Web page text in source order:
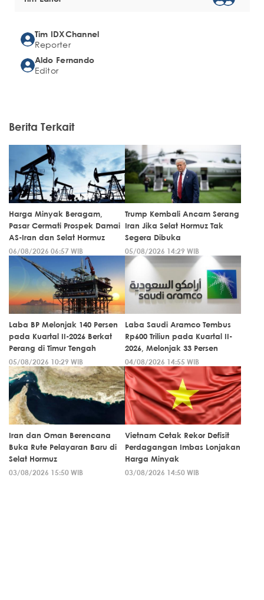
Tim IDXChannel
Reporter
Aldo Fernando
Editor
Berita Terkait
Harga Minyak Beragam,
Pasar Cermati Prospek Damai
AS-Iran dan Selat Hormuz
06/08/2026 06:57 WIB
Trump Kembali Ancam Serang
Iran Jika Selat Hormuz Tak
Segera Dibuka
05/08/2026 14:29 WIB
Laba BP Melonjak 140 Persen
pada Kuartal II-2026 Berkat
Perang di Timur Tengah
05/08/2026 10:29 WIB
Laba Saudi Aramco Tembus
Rp600 Triliun pada Kuartal II-
2026, Melonjak 33 Persen
04/08/2026 14:55 WIB
Iran dan Oman Berencana
Buka Rute Pelayaran Baru di
Selat Hormuz
03/08/2026 15:50 WIB
Vietnam Cetak Rekor Defisit
Perdagangan Imbas Lonjakan
Harga Minyak
03/08/2026 14:50 WIB